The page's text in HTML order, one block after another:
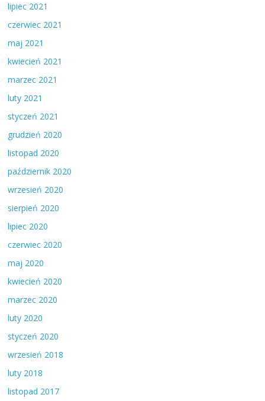
lipiec 2021
czerwiec 2021
maj 2021
kwiecień 2021
marzec 2021
luty 2021
styczeń 2021
grudzień 2020
listopad 2020
październik 2020
wrzesień 2020
sierpień 2020
lipiec 2020
czerwiec 2020
maj 2020
kwiecień 2020
marzec 2020
luty 2020
styczeń 2020
wrzesień 2018
luty 2018
listopad 2017